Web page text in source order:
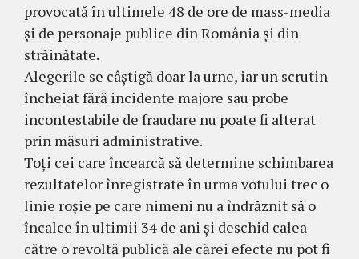
provocată în ultimele 48 de ore de mass-media
și de personaje publice din România și din
străinătate.
Alegerile se câștigă doar la urne, iar un scrutin
încheiat fără incidente majore sau probe
incontestabile de fraudare nu poate fi alterat
prin măsuri administrative.
Toți cei care încearcă să determine schimbarea
rezultatelor înregistrate în urma votului trec o
linie roșie pe care nimeni nu a îndrăznit să o
încalce în ultimii 34 de ani și deschid calea
către o revoltă publică ale cărei efecte nu pot fi